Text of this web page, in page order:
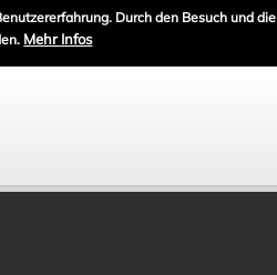
Durch den Besuch und die
Mehr Infos